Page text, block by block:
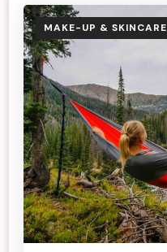
MAKE-UP & SKINCARE